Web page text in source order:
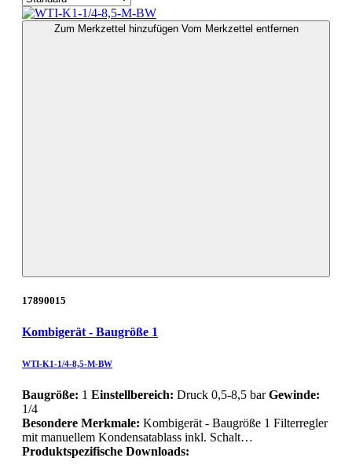
Zum Merkzettel hinzufügen Vom Merkzettel entfernen
17890015
Kombigerät - Baugröße 1
WTI-K1-1/4-8,5-M-BW
Baugröße: 1 Einstellbereich: Druck 0,5-8,5 barGewinde:
1/4
Besondere Merkmale: Kombigerät - Baugröße 1 Filterregler
mit manuellem Kondensatablass inkl. Schalt…
Produktspezifische Downloads: